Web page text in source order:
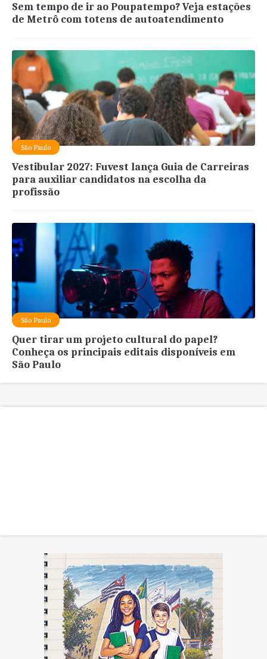
Sem tempo de ir ao Poupatempo? Veja estações
de Metrô com totens de autoatendimento
São Paulo
Vestibular 2027: Fuvest lança Guia de Carreiras
para auxiliar candidatos na escolha da
profissão
São Paulo
Quer tirar um projeto cultural do papel?
Conheça os principais editais disponíveis em
São Paulo